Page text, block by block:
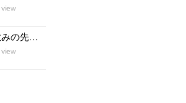
view
京都、女子ウケ立ち飲みの先駆者「すいば」の人気メニュー『ポテトサラダ』の作り方
view